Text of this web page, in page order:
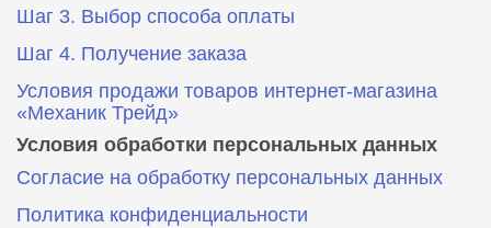
Шаг 3. Выбор способа оплаты
Шаг 4. Получение заказа
Условия продажи товаров интернет-магазина
«Механик Трейд»
Условия обработки персональных данных
Согласие на обработку персональных данных
Политика конфиденциальности